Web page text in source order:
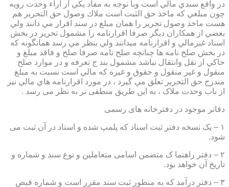
در واقع سندي مالي است وبا توجه به مفاد يكي از آراء وحدت رويه
چون مبلغي كه ماخذ حق الثبت است ملاك وصول حق التحرير هم
هست ماخذ وصول تحرير را همان مبلغ در سند اقرار مي دانند ولي
بعضي از همكاران ديگر صرفا اقرارنامه را مشمول تحرير در بخش
اسناد غيرمالي و اقرارنامه ميدانند ولي بنظر مي رسد همانگونه كه
در بخش صلح نامه ها چنانچه صلح نامه صرفا صلح و فاقد مبلغ و
حاكي از نقل وانتقال نباشد مشمول بند ج تعرفه و در موارد صلح
منقول و غير منقول و حقوق و غيره كه مالي است نسبت به مبلغ
مندرج حق التحرير تعلق مي گيرد ، در مورد اقرارنامه هاي مالي نيز
از باب وحدت ملاک ، به این طریق منطقی تر به نظر می رسد .
دفاتر موجود در دفترخانه های رسمی
۱ – یک نسخه دفتر ثبت اسناد که پلمپ شده و اسناد در آن ثبت می
شود.
۲ – دفتر راهنما ک متضمن اسامی متعاملین و نوع سند و شماره و
تاریخ آن خواهد بود.
۳ – دفتر درآمد که به منظور ثبت سند مقرر است و شماره قبض